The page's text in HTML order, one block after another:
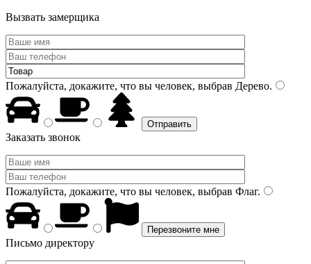
Вызвать замерщика
Пожалуйста, докажите, что вы человек, выбрав Дерево.
Заказать звонок
Пожалуйста, докажите, что вы человек, выбрав Флаг.
Письмо директору